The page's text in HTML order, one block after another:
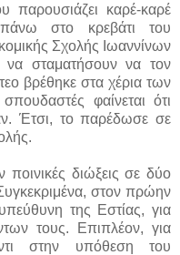
παρουσιάζει καρέ-καρέ
στο κρεβάτι του
Σχολής Ιωαννίνων
να σταματήσουν να τον
βρέθηκε στα χέρια των
φαίνεται ότι
Έτσι, το παρέδωσε σε
διώξεις σε δύο
στον πρώην
της Εστίας, για
τους. Επιπλέον, για
στην υπόθεση του